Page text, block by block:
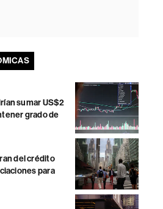
sumar US$2
grado de
del crédito
para